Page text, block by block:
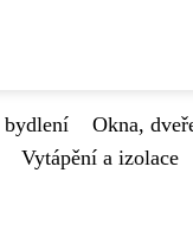
bydlení Okna,
Vytápění a izolace